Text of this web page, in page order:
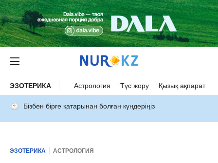
ЭЗОТЕРИКА Астрология Түс жору Қызық ақпарат
Бізбен бірге қатарынан болған күндеріңіз
ЭЗОТЕРИКА АСТРОЛОГИЯ